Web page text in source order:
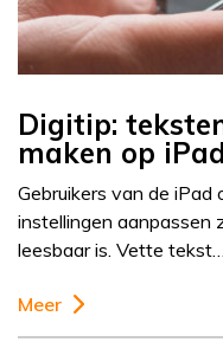
Digitip:
maken op
Gebruikers van de iPad
instellingen aanpassen
leesbaar is. Vette tekst…
Meer